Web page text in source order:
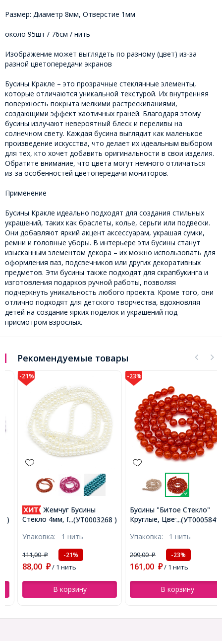
Размер: Диаметр 8мм, Отверстие 1мм
около 95шт / 76см / нить
Изображение может выглядеть по разному (цвет) из-за
разной цветопередачи экранов
Бусины Кракле – это прозрачные стеклянные элементы,
которые отличаются уникальной текстурой. Их внутренняя
поверхность покрыта мелкими растрескиваниями,
создающими эффект хаотичных граней. Благодаря этому
бусины излучают невероятный блеск и переливы на
солнечном свету. Каждая бусина выглядит как маленькое
произведение искусства, что делает их идеальным выбором
для тех, кто хочет добавить оригинальности в свои изделия.
Обратите внимание, что цвета могут немного отличаться
из-за особенностей цветопередачи мониторов.
Применение
Бусины Кракле идеально подходят для создания стильных
украшений, таких как браслеты, колье, серьги или подвески.
Они добавляют яркий акцент аксессуарам, украшая сумки,
ремни и головные уборы. В интерьере эти бусины станут
изысканным элементом декора – их можно использовать для
оформления ваз, подсвечников или других декоративных
предметов. Эти бусины также подходят для скрапбукинга и
изготовления подарков ручной работы, позволяя
подчеркнуть уникальность любого проекта. Кроме того, они
отлично подходят для детского творчества, вдохновляя
детей на создание ярких поделок и украшений под
присмотром взрослых.
Рекомендуемые товары
-21%
...(УТ0003268 )
Жемчуг Бусины
Стекло 4мм, Глянцевые,
4мм, Отв-тие 1мм, около
185шт/75см/нить,
(УТ0003268)
Упаковка:1 нить
111,00₽ -21%
88,00 ₽/ 1 нить
В корзину
-23%
...(УТ0005841 )
Бусины "Битое Стекло"
Круглые, Цвет: Темно-
10мм, Отверстие 2мм,
около 80шт/80см/нить,
(УТ0005841)
Упаковка:1 нить
209,00₽ -23%
161,00 ₽/ 1 нить
В корзину